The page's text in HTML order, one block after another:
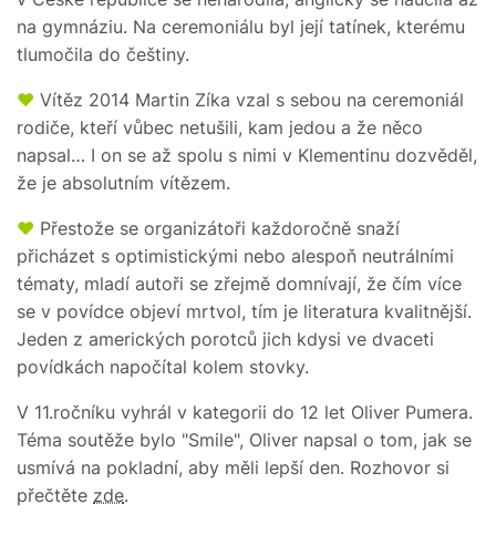
na gymnáziu. Na ceremoniálu byl její tatínek, kterému
tlumočila do češtiny.
♥ Vítěz 2014 Martin Zíka vzal s sebou na ceremoniál
rodiče, kteří vůbec netušili, kam jedou a že něco
napsal… I on se až spolu s nimi v Klementinu dozvěděl,
že je absolutním vítězem.
♥ Přestože se organizátoři každoročně snaží
přicházet s optimistickými nebo alespoň neutrálními
tématy, mladí autoři se zřejmě domnívají, že čím více
se v povídce objeví mrtvol, tím je literatura kvalitnější.
Jeden z amerických porotců jich kdysi ve dvaceti
povídkách napočítal kolem stovky.
V 11.ročníku vyhrál v kategorii do 12 let Oliver Pumera.
Téma soutěže bylo "Smile", Oliver napsal o tom, jak se
usmívá na pokladní, aby měli lepší den. Rozhovor si
přečtěte zde.